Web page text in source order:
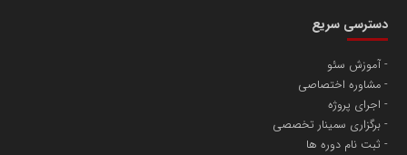
آهن و فولاد غدیر ایرانیان
تامین آهن اسفنجی تولیدکنندگان فولاد در کشور
دسترسی سریع
آموزش سئو
مشاوره اختصاصی
اجرای پروژه
برگزاری سمینار تخصصی
ثبت نام دوره ها